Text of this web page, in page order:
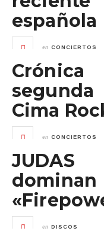
española
en CONCIERTOS
Cima
en CONCIERTOS
dominan
en DISCOS